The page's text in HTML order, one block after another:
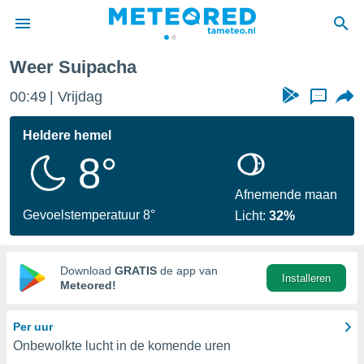
door
verstrekte
hoge
hebt de
voor
op basis
Weer Suipacha
00:49 Vrijdag ...
Heldere hemel
8°
Gevoelstemperatuur 8°
Afnemende maan
Licht:32%
Download GRATIS de app van
Meteored!
Installeren
Per uur
Onbewolkte lucht in de komende uren